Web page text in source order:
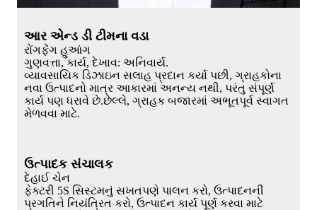
આર એન્ડ ડી ટીમના વડા
રોંગફેંગ હુઆંગ
ગુણવત્તા, કાર્ય, દેખાવ: અનિવાર્ય.
વ્યાવસાયિક ડિઝાઇન સલાહ પ્રદાન કર્યા પછી, ગ્રાહકોના
નવા ઉત્પાદનો માત્ર આકારમાં અનન્ય નથી, પરંતુ સંપૂર્ણ
કાર્ય પણ ધરાવે છે.છેલ્લે, ગ્રાહક બજારમાં અભૂતપૂર્વ સ્વાગત
મેળવવા માટે.
ઉત્પાદક સંચાલક
દેહાઈ ચેન
ફેક્ટરી 5S સિસ્ટમનું સખતપણે પાલન કરો, ઉત્પાદનની
પ્રગતિને નિયંત્રિત કરો, ઉત્પાદન કાર્ય પૂર્ણ કરવા માટે